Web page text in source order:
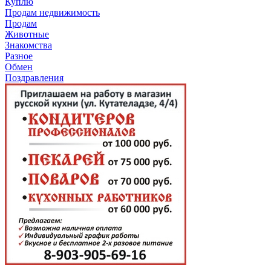
Продам недвижимость
Продам
Животные
Знакомства
Разное
Обмен
Поздравления